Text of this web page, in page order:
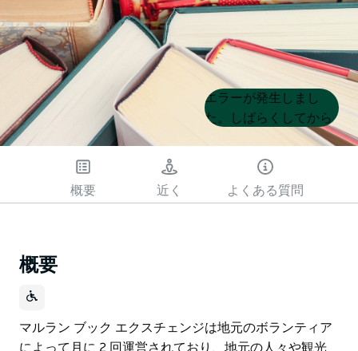
Product
List
Product
List
エラーが発生しまし
た。しばらくしてから
もう一度試してくださ
概要 近く よくある質問
概要
マルラン ブック エクスチェンジは地元のボランティア
によって月に 2 回運営されており、地元の人々や観光